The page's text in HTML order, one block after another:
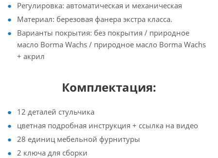
Регулировка: автоматическая и механическая
Материал: березовая фанера экстра класса.
Варианты покрытия: без покрытия / природное
масло Borma Wachs / природное масло Borma Wachs
+ акрил
Комплектация:
12 деталей стульчика
цветная подробная инструкция + ссылка на видео
28 единиц мебельной фурнитуры
2 ключа для сборки